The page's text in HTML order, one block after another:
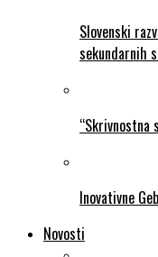
Slovenski
sekundarnih
“Skrivnostna
Inovativne
Novosti